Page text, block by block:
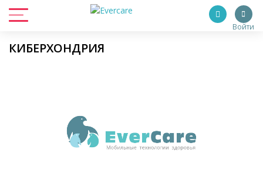
Войти
КИБЕРХОНДРИЯ